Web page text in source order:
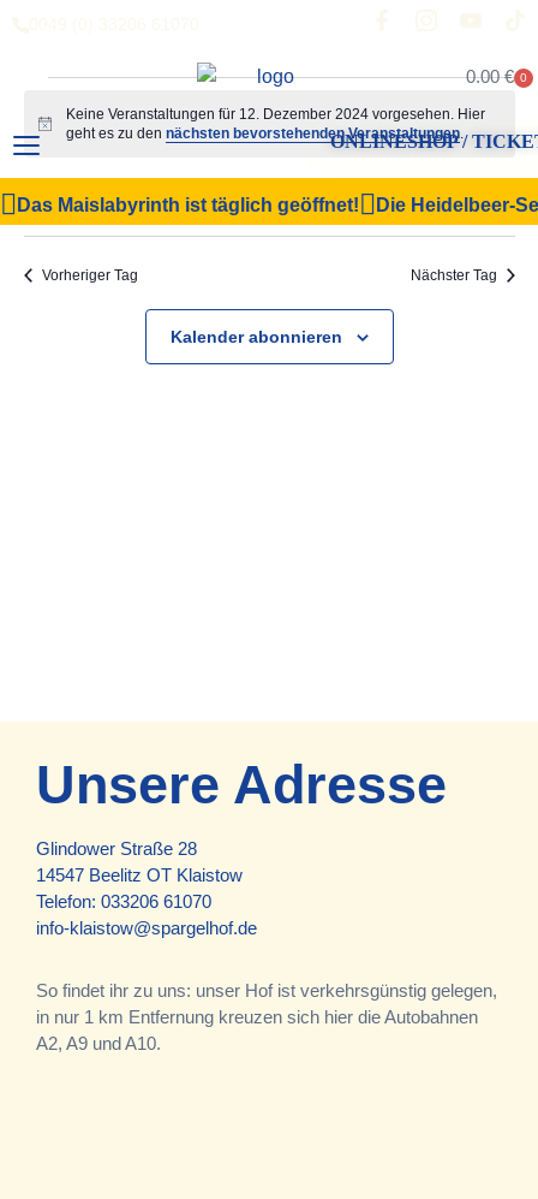
0.00€ 0
ONLINESHOP /
Das Maislabyrinth ist täglich geöffnet! Die Heidelbeer-
Hinweis
Keine Veranstaltungen für 12. Dezember 2024 vorgesehen. Hier
geht es zu dennächsten bevorstehenden Veranstaltungen.
Suche
und
Ansichten,
Navigation
Suche
Tag
12.12.2024
Datum
wählen.
Vorheriger Tag Nächster Tag
Kalender abonnieren
Unsere Adresse
Glindower Straße 28
14547 Beelitz OT Klaistow
Telefon: 033206 61070
info-klaistow@spargelhof.de
So findet ihr zu uns: unser Hof ist verkehrsgünstig gelegen,
in nur 1 km Entfernung kreuzen sich hier die Autobahnen
A2, A9 und A10.